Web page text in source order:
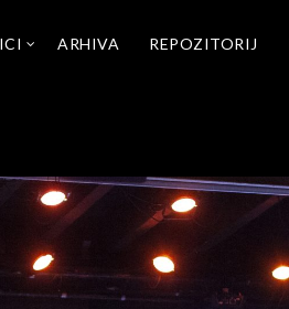
ARHIVA REPOZITORIJ